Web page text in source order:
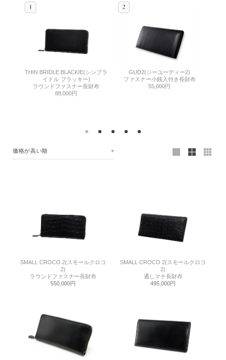
THIN BRIDLE BLACKIE(シンブラ
イドル ブラッキー)
ラウンドファスナー長財布
88,000円
GUD2(ジーユーディー2)
ファスナー小銭入付き長財布
55,000円
価格が高い順
SMALL CROCO 2(スモールクロコ
2)
ラウンドファスナー長財布
550,000円
SMALL CROCO 2(スモールクロコ
2)
通しマチ長財布
495,000円